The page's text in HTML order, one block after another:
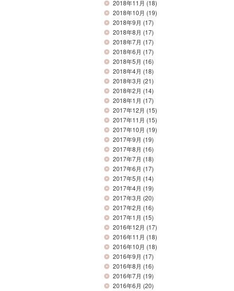
2018年11月 (18)
2018年10月 (19)
2018年9月 (17)
2018年8月 (17)
2018年7月 (17)
2018年6月 (17)
2018年5月 (16)
2018年4月 (18)
2018年3月 (21)
2018年2月 (14)
2018年1月 (17)
2017年12月 (15)
2017年11月 (15)
2017年10月 (19)
2017年9月 (19)
2017年8月 (16)
2017年7月 (18)
2017年6月 (17)
2017年5月 (14)
2017年4月 (19)
2017年3月 (20)
2017年2月 (16)
2017年1月 (15)
2016年12月 (17)
2016年11月 (18)
2016年10月 (18)
2016年9月 (17)
2016年8月 (16)
2016年7月 (19)
2016年6月 (20)